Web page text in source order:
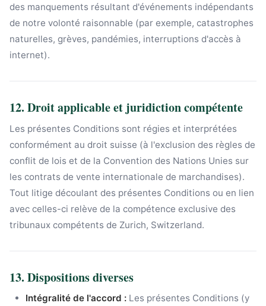
des manquements résultant d'événements indépendants
de notre volonté raisonnable (par exemple, catastrophes
naturelles, grèves, pandémies, interruptions d'accès à
internet).
12. Droit applicable et juridiction compétente
Les présentes Conditions sont régies et interprétées
conformément au droit suisse (à l'exclusion des règles de
conflit de lois et de la Convention des Nations Unies sur
les contrats de vente internationale de marchandises).
Tout litige découlant des présentes Conditions ou en lien
avec celles-ci relève de la compétence exclusive des
tribunaux compétents de Zurich, Switzerland.
13. Dispositions diverses
Intégralité de l'accord : Les présentes Conditions (y